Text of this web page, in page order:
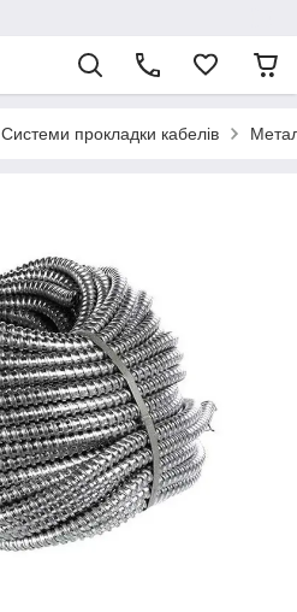
Системи прокладки кабелів